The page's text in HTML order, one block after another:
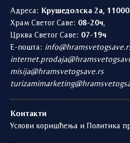
Адреса: Крушедолска 2а,
Храм Светог Саве: 08-20ч,
Црква Светог Саве: 07-19ч
Е-пошта:
misija@hramsvetogsave.rs
Контакти
Услови коришћења и Политика